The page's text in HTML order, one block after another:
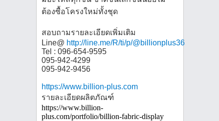
ต้องซื้อโครงใหม่ทั้งชุด
สอบถามรายละเอียดเพิ่มเติม
Line@ http://line.me/R/ti/p/@billionplus365
Tel : 096-654-9595
095-942-4299
095-942-9456
https://www.billion-plus.com
รายละเอียดผลิตภัณฑ์
https://www.billion-
plus.com/portfolio/billion-fabric-display